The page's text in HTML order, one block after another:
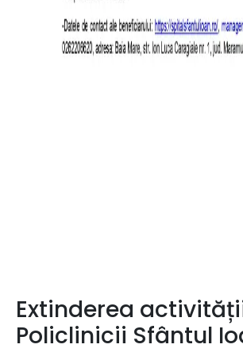
Extinderea
Policlinicii Sfântul